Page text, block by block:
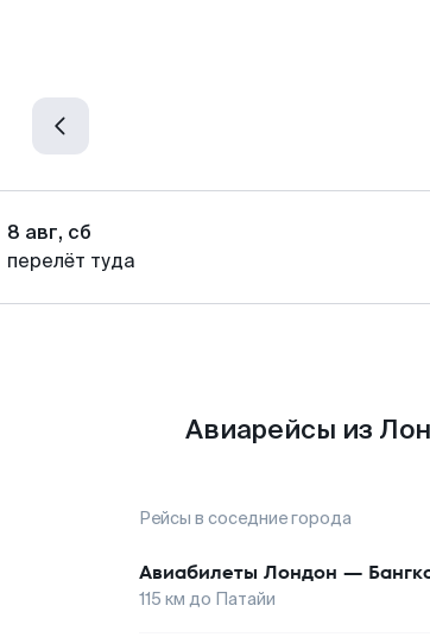
8 авг, сб
перелёт туда
Авиарейсы из
Рейсы в соседние города
Авиабилеты Лондон —
115 км до Патайи